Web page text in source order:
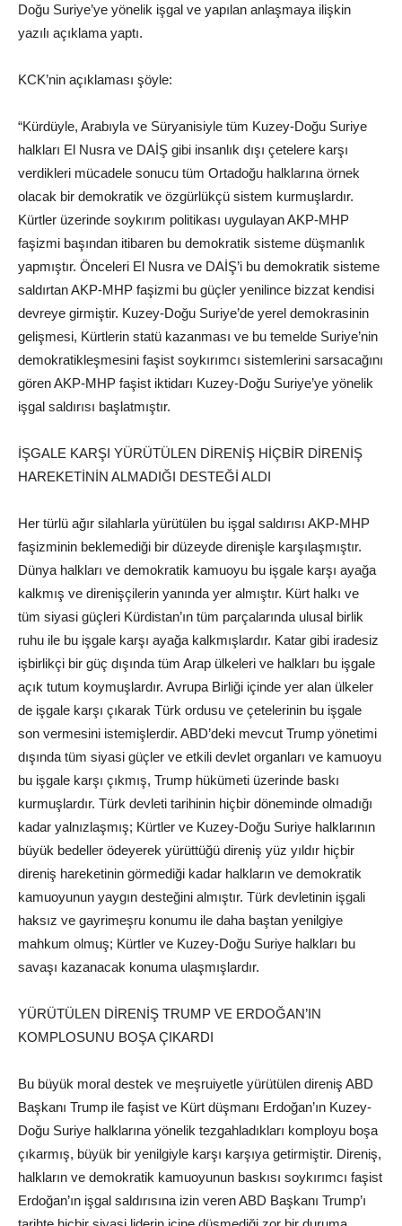
Doğu Suriye’ye yönelik işgal ve yapılan anlaşmaya ilişkin
yazılı açıklama yaptı.
KCK’nin açıklaması şöyle:
“Kürdüyle, Arabıyla ve Süryanisiyle tüm Kuzey-Doğu Suriye
halkları El Nusra ve DAİŞ gibi insanlık dışı çetelere karşı
verdikleri mücadele sonucu tüm Ortadoğu halklarına örnek
olacak bir demokratik ve özgürlükçü sistem kurmuşlardır.
Kürtler üzerinde soykırım politikası uygulayan AKP-MHP
faşizmi başından itibaren bu demokratik sisteme düşmanlık
yapmıştır. Önceleri El Nusra ve DAİŞ’i bu demokratik sisteme
saldırtan AKP-MHP faşizmi bu güçler yenilince bizzat kendisi
devreye girmiştir. Kuzey-Doğu Suriye’de yerel demokrasinin
gelişmesi, Kürtlerin statü kazanması ve bu temelde Suriye’nin
demokratikleşmesini faşist soykırımcı sistemlerini sarsacağını
gören AKP-MHP faşist iktidarı Kuzey-Doğu Suriye’ye yönelik
işgal saldırısı başlatmıştır.
İŞGALE KARŞI YÜRÜTÜLEN DİRENİŞ HİÇBİR DİRENİŞ
HAREKETİNİN ALMADIĞI DESTEĞİ ALDI
Her türlü ağır silahlarla yürütülen bu işgal saldırısı AKP-MHP
faşizminin beklemediği bir düzeyde direnişle karşılaşmıştır.
Dünya halkları ve demokratik kamuoyu bu işgale karşı ayağa
kalkmış ve direnişçilerin yanında yer almıştır. Kürt halkı ve
tüm siyasi güçleri Kürdistan’ın tüm parçalarında ulusal birlik
ruhu ile bu işgale karşı ayağa kalkmışlardır. Katar gibi iradesiz
işbirlikçi bir güç dışında tüm Arap ülkeleri ve halkları bu işgale
açık tutum koymuşlardır. Avrupa Birliği içinde yer alan ülkeler
de işgale karşı çıkarak Türk ordusu ve çetelerinin bu işgale
son vermesini istemişlerdir. ABD’deki mevcut Trump yönetimi
dışında tüm siyasi güçler ve etkili devlet organları ve kamuoyu
bu işgale karşı çıkmış, Trump hükümeti üzerinde baskı
kurmuşlardır. Türk devleti tarihinin hiçbir döneminde olmadığı
kadar yalnızlaşmış; Kürtler ve Kuzey-Doğu Suriye halklarının
büyük bedeller ödeyerek yürüttüğü direniş yüz yıldır hiçbir
direniş hareketinin görmediği kadar halkların ve demokratik
kamuoyunun yaygın desteğini almıştır. Türk devletinin işgali
haksız ve gayrimeşru konumu ile daha baştan yenilgiye
mahkum olmuş; Kürtler ve Kuzey-Doğu Suriye halkları bu
savaşı kazanacak konuma ulaşmışlardır.
YÜRÜTÜLEN DİRENİŞ TRUMP VE ERDOĞAN’IN
KOMPLOSUNU BOŞA ÇIKARDI
Bu büyük moral destek ve meşruiyetle yürütülen direniş ABD
Başkanı Trump ile faşist ve Kürt düşmanı Erdoğan’ın Kuzey-
Doğu Suriye halklarına yönelik tezgahladıkları komployu boşa
çıkarmış, büyük bir yenilgiyle karşı karşıya getirmiştir. Direniş,
halkların ve demokratik kamuoyunun baskısı soykırımcı faşist
Erdoğan’ın işgal saldırısına izin veren ABD Başkanı Trump’ı